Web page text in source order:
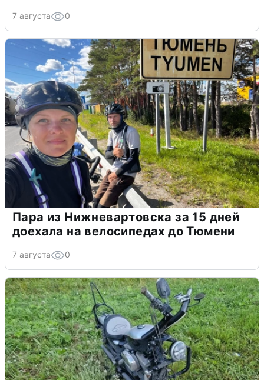
7 августа 0
Пара из Нижневартовска за 15 дней
доехала на велосипедах до Тюмени
7 августа 0